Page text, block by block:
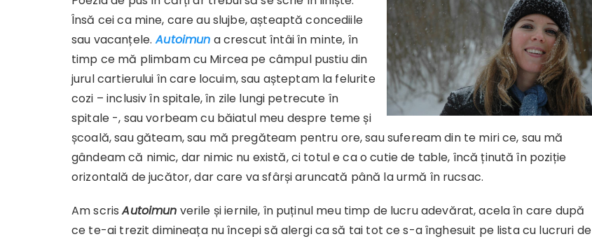
Însă cei ca mine, care au slujbe, așteaptă concediile
sau vacanțele. Autoimun a crescut întâi în minte, în
timp ce mă plimbam cu Mircea pe câmpul pustiu din
jurul cartierului în care locuim, sau așteptam la felurite
cozi – inclusiv în spitale, în zile lungi petrecute în
spitale -, sau vorbeam cu băiatul meu despre teme și
școală, sau găteam, sau mă pregăteam pentru ore, sau sufeream din te miri ce, sau mă
gândeam că nimic, dar nimic nu există, ci totul e ca o cutie de table, încă ținută în poziție
orizontală de jucător, dar care va sfârși aruncată până la urmă în rucsac.
Am scrisAutoimun verile și iernile, în puținul meu timp de lucru adevărat, acela în care după
ce te-ai trezit dimineața nu începi să alergi ca să tai tot ce s-a înghesuit pe lista cu lucruri de